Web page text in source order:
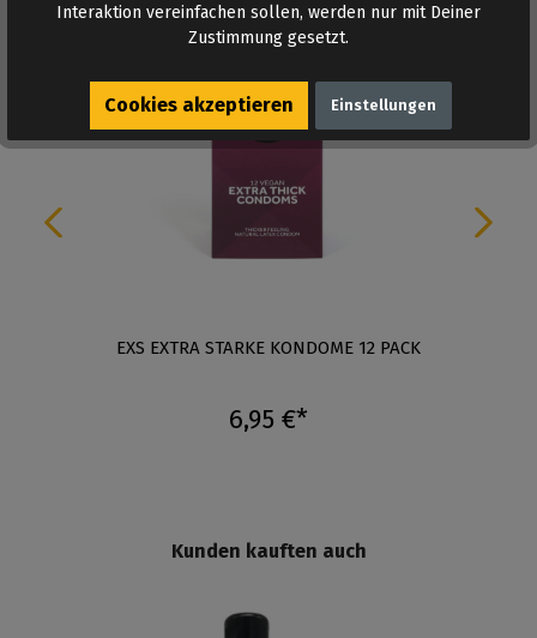
EXS EXTRA STARKE KONDOME 12 PACK
6,95 €*
Kunden kauften auch
Interaktion vereinfachen sollen, werden nur mit Deiner
Zustimmung gesetzt.
Cookies akzeptieren Einstellungen